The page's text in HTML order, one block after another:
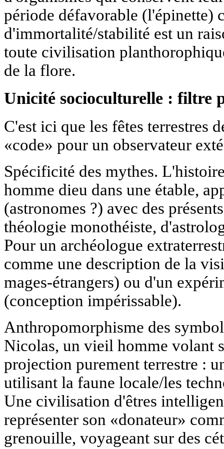
période défavorable (l'épinette)
d'immortalité/stabilité est un
toute civilisation
de la flore.
Unicité socioculturelle : filtre
C'est ici que les fêtes terrestres
«code» pour un observateur
Spécificité des mythes.
homme dieu dans une étable,
(astronomes ?) avec des
théologie monothéiste,
Pour un archéologue
comme une description de la
mages-étrangers) ou d'un
(conception impérissable).
Anthropomorphisme des
Nicolas, un vieil homme volant
projection purement terrestre :
utilisant la faune locale/les
Une civilisation d'êtres
représenter son «donateur»
grenouille, voyageant sur des